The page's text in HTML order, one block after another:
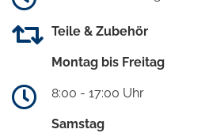
Teile & Zubehör
Montag bis Freitag
8:00 - 17:00 Uhr
Samstag